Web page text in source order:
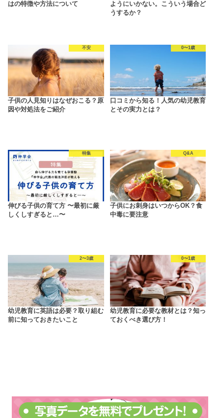
はの特徴や方法について
ようにいかない。こういう場合ど
うするか？
不安
子供の人見知りはなぜおこる？原
因や対処法をご紹介
0〜1歳
口コミから知る！人気の幼児教育
とその実力とは？
特集
伸びる子供の育て方 〜最初に厳
しくしすぎると…〜
Q&A
子供にお刺身はいつからOK？食
中毒に要注意
2〜3歳
幼児教育に英語は必要？取り組む
前に知っておきたいこと
0〜1歳
幼児教育に必要な教材とは？知っ
ておくべき選び方！